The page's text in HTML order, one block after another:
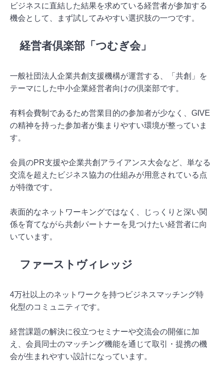
ビジネスに直結した結果を求めている経営者が参加する
機会として、まず試してみやすい選択肢の一つです。
経営者倶楽部「つむぎ会」
一般社団法人企業共創支援機構が運営する、「共創」を
テーマにした中小企業経営者向けの倶楽部です。
有料会費制であるため営業目的の参加者が少なく、GIVE
の精神を持った参加者が集まりやすい環境が整っていま
す。
会員のPR支援や企業共創アライアンス大会など、単なる
交流を超えたビジネス協力の仕組みが用意されている点
が特徴です。
表面的なネットワーキングではなく、じっくりと深い関
係を育てながら共創パートナーを見つけたい経営者に向
いています。
ファーストヴィレッジ
4万社以上のネットワークを持つビジネスマッチング特
化型のコミュニティです。
経営課題の解決に役立つセミナーや交流会の開催に加
え、会員同士のマッチング機能を通じて取引・提携の機
会が生まれやすい設計になっています。